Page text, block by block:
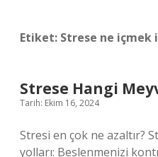
Etiket: Strese ne içmek
Strese Hangi
Tarih: Ekim 16, 2024
Stresi en çok ne azaltır?
yolları: Beslenmenizi